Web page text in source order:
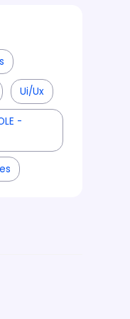
Ui/ux
-